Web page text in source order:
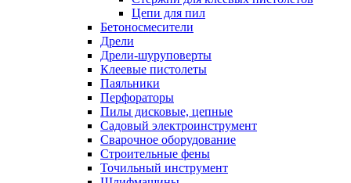
Цепи для пил
Бетоносмесители
Дрели
Дрели-шуруповерты
Клеевые пистолеты
Паяльники
Перфораторы
Пилы дисковые, цепные
Садовый электроинструмент
Сварочное оборудование
Строительные фены
Точильный инструмент